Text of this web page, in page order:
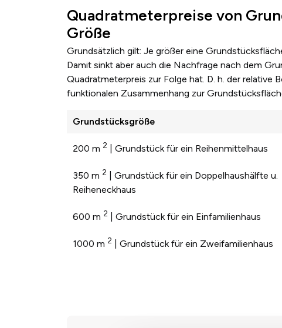
Quadratmeterpreise von
Größe
Grundsätzlich gilt: Je größer eine
Damit sinkt aber auch die Nachfrage nach dem
Quadratmeterpreis zur Folge hat. D. h. der
funktionalen Zusammenhang zur
Grundstücksgröße
200 m 2 | Grundstück für ein Reihenmittelhaus
350 m 2
| Grundstück für ein Doppelhaushälfte u.
Reiheneckhaus
600 m 2 | Grundstück für ein Einfamilienhaus
1000 m 2 | Grundstück für ein Zweifamilienhaus